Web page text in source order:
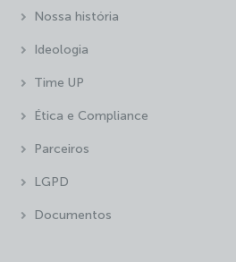
Nossa história
Ideologia
Time UP
Ética e Compliance
Parceiros
LGPD
Documentos